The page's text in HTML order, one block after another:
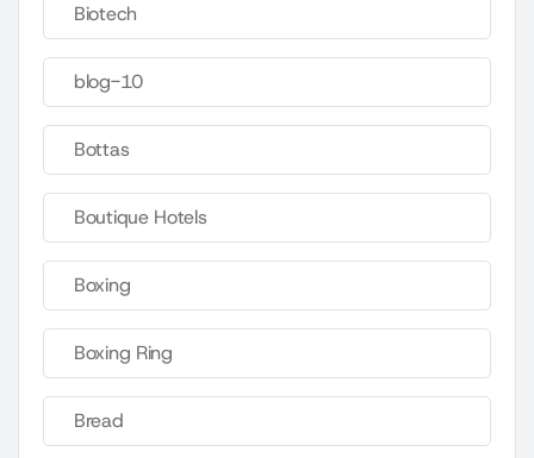
Biotech
blog-10
Bottas
Boutique Hotels
Boxing
Boxing Ring
Bread